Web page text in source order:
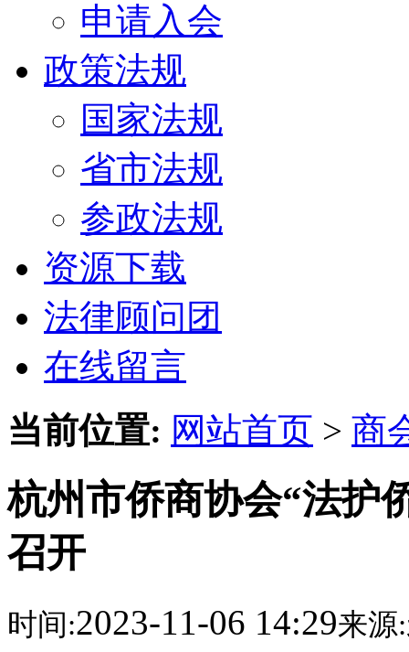
申请入会
政策法规
国家法规
省市法规
参政法规
资源下载
法律顾问团
在线留言
当前位置: 网站首页 > 商
杭州市侨商协会“法护
召开
时间:2023-11-06 14:29来源: